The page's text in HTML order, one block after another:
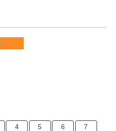
4 5 6
7